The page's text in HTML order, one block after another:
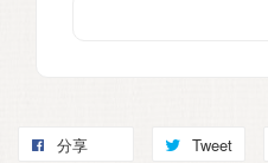
分享 Tweet